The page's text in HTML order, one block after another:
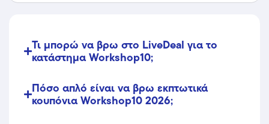
Τι μπορώ να βρω στο LiveDeal για το
κατάστημα Workshop10;
Πόσο απλό είναι να βρω εκπτωτικά
κουπόνια Workshop10 2026;